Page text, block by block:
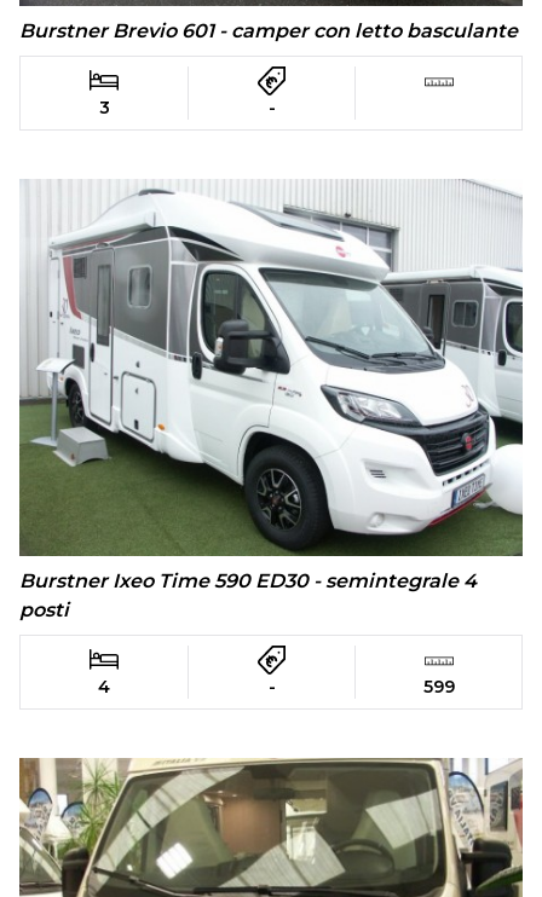
Burstner Brevio 601 - camper con letto basculante
3 -
Burstner Ixeo Time 590 ED30 - semintegrale 4
posti
4 - 599